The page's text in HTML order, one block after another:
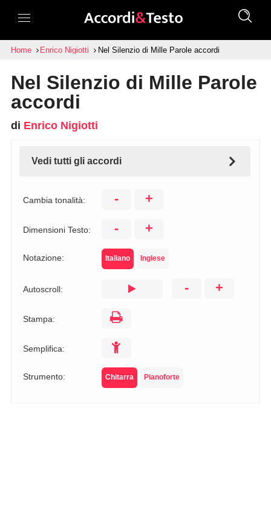
Home Enrico Nigiotti Nel Silenzio di Mille Parole accordi
Nel Silenzio di Mille Parole
accordi
di Enrico Nigiotti
Vedi tutti gli accordi
Cambia tonalità: - +
Dimensioni Testo: - +
Notazione: Italiano Inglese
Autoscroll: - +
Stampa:
Semplifica:
Strumento: Chitarra Pianoforte